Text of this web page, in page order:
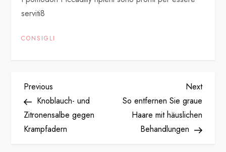
serviti8
CONSIGLI
P
o
s
Previous
Post
Previous
Knoblauch- und
Zitronensalbe gegen
Krampfadern
Next
Post
Next
So entfernen Sie graue
Haare mit häuslichen
Behandlungen